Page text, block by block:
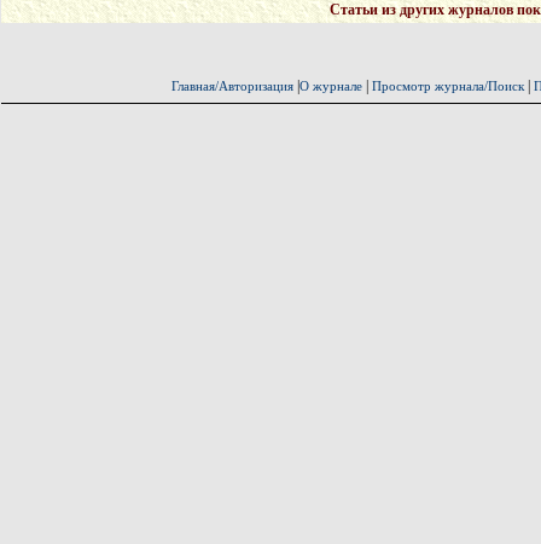
Статьи из других журналов
Главная/Авторизация| О журнале| Просмотр журнала/Поиск|